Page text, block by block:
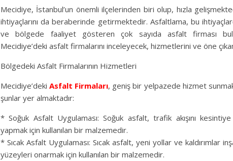
Mecidiye, İstanbul’un önemli ilçelerinden biri olup, hızla
ihtiyaçlarını da beraberinde getirmektedir. Asfaltlama, bu
ve bölgede faaliyet gösteren çok sayıda asfalt firması
Mecidiye’deki asfalt firmalarını inceleyecek, hizmetlerini ve öne
Bölgedeki Asfalt Firmalarının Hizmetleri
Mecidiye’dekiAsfalt Firmaları, geniş bir yelpazede hizmet
şunlar yer almaktadır:
* Soğuk Asfalt Uygulaması: Soğuk asfalt, trafik akışını kesintiye
yapmak için kullanılan bir malzemedir.
* Sıcak Asfalt Uygulaması: Sıcak asfalt, yeni yollar ve kaldırımlar
yüzeyleri onarmak için kullanılan bir malzemedir.